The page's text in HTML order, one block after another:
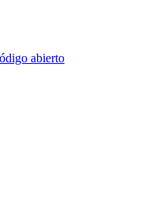
abierto